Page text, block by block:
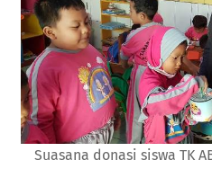
Suasana donasi siswa TK